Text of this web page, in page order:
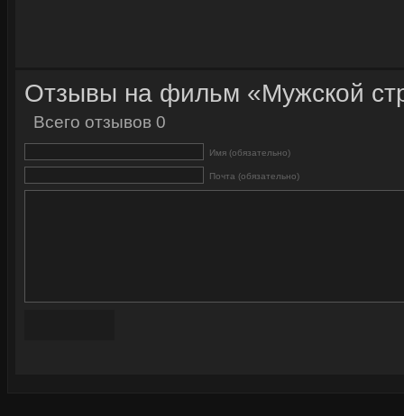
Отзывы на фильм «Мужской
Всего отзывов 0
Имя (обязательно)
Почта (обязательно)